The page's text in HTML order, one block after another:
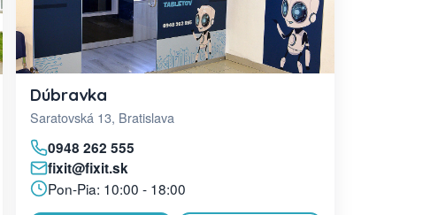
Dúbravka
Saratovská 13, Bratislava
0948 262 555
fixit@fixit.sk
Pon-Pia: 10:00 - 18:00